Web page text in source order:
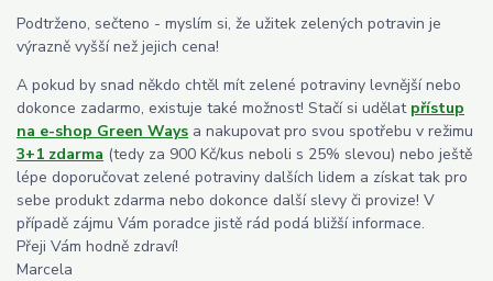
Podtrženo, sečteno - myslím si, že užitek zelených potravin je
výrazně vyšší než jejich cena!
A pokud by snad někdo chtěl mít zelené potraviny levnější nebo
dokonce zadarmo, existuje také možnost! Stačí si udělat přístup
na e-shop Green Ways a nakupovat pro svou spotřebu v režimu
3+1 zdarma (tedy za 900 Kč/kus neboli s 25% slevou) nebo ještě
lépe doporučovat zelené potraviny dalších lidem a získat tak pro
sebe produkt zdarma nebo dokonce další slevy či provize! V
případě zájmu Vám poradce jistě rád podá bližší informace.
Přeji Vám hodně zdraví!
Marcela